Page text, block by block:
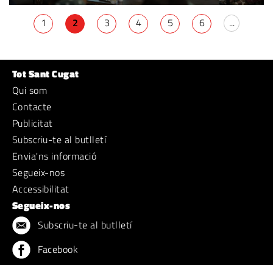
1 2 3 4 5 6 ...
Tot Sant Cugat
Qui som
Contacte
Publicitat
Subscriu-te al butlletí
Envia'ns informació
Segueix-nos
Accessibilitat
Segueix-nos
Subscriu-te al butlletí
Facebook